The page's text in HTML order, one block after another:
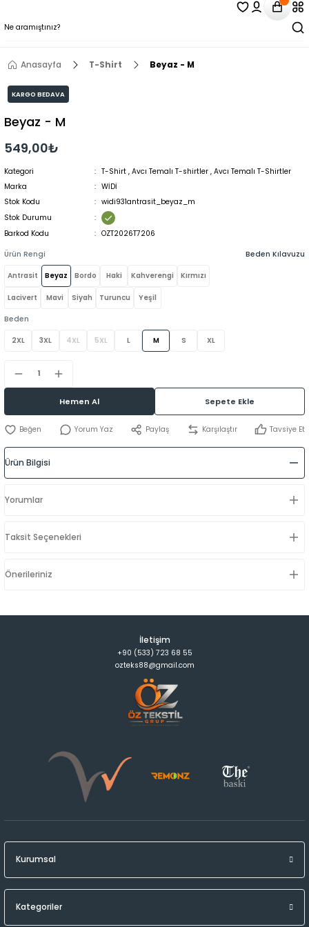
Anasayfa T-Shirt Beyaz - M
KARGO BEDAVA
Beyaz - M
549,00₺
Kategori T-Shirt , Avcı Temalı T-shirtler , Avcı Temalı T-Shirtler
Marka
WİDİ
Stok Kodu
widi931antrasit_beyaz_m
Stok Durumu
Barkod Kodu
OZT2026T7206
Ürün Rengi
Antrasit Beyaz Bordo Haki Kahverengi Kırmızı
Lacivert Mavi Siyah Turuncu Yeşil
Beden
2XL 3XL 4XL 5XL L M S XL
Beden Kılavuzu
Hemen Al Sepete Ekle
Yorum Yaz Paylaş Karşılaştır Tavsiye Et
Ürün Bilgisi
Yorumlar
Taksit Seçenekleri
Önerileriniz
İletişim
+90 (533) 723 68 55
ozteks88@gmail.com
Kurumsal
Kategoriler